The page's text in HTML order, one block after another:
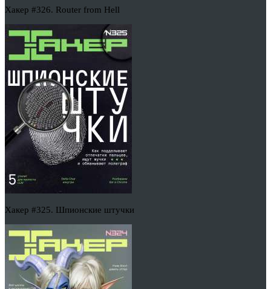
Хакер #326. Router from Hell
Хакер #325. Шпионские штучки